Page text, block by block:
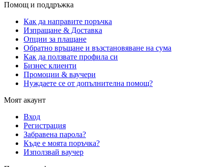
Помощ и поддръжка
Как да направите поръчка
Изпращане & Доставка
Опции за плащане
Обратно връщане и възстановяване на сума
Как да ползвате профила си
Бизнес клиенти
Промоции & ваучери
Нуждаете се от допълнителна помощ?
Моят акаунт
Вход
Регистрация
Забравена парола?
Къде е моята поръчка?
Използвай ваучер